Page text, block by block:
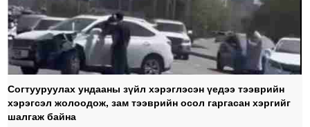
Согтууруулах ундааны зүйл хэрэглэсэн үедээ тээврийн
хэрэгсэл жолоодож, зам тээврийн осол гаргасан хэргийг
шалгаж байна